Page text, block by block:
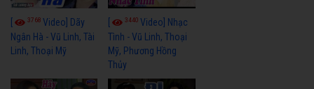
3768 Video] Dãy
Ngân Hà - Vũ Linh, Tài
Linh, Thoại Mỹ
3440Video] Nhạc
Tình - Vũ Linh, Thoại
Mỹ, Phương Hồng
Thủy